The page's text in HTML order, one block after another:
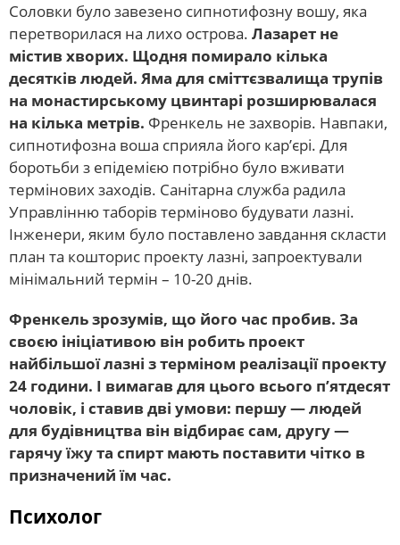
Соловки було завезено сипнотифозну вошу, яка
перетворилася на лихо острова. Лазарет не
містив хворих. Щодня помирало кілька
десятків людей. Яма для сміттєзвалища трупів
на монастирському цвинтарі розширювалася
на кілька метрів. Френкель не захворів. Навпаки,
сипнотифозна воша сприяла його кар’єрі. Для
боротьби з епідемією потрібно було вживати
термінових заходів. Санітарна служба радила
Управлінню таборів терміново будувати лазні.
Інженери, яким було поставлено завдання скласти
план та кошторис проекту лазні, запроектували
мінімальний термін – 10-20 днів.
Френкель зрозумів, що його час пробив. За
своєю ініціативою він робить проект
найбільшої лазні з терміном реалізації проекту
24 години. І вимагав для цього всього п’ятдесят
чоловік, і ставив дві умови: першу — людей
для будівництва він відбирає сам, другу —
гарячу їжу та спирт мають поставити чітко в
призначений їм час.
Психолог